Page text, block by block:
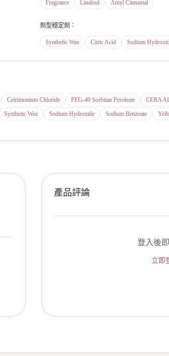
Fragrance Linalool Amyl Cinnamal
劑型穩定劑 ：
Synthetic Wax Citric Acid Sodium
Cetrimonium Chloride PEG-40 Sorbitan Peroleate CERA
Synthetic Wax Sodium Hydroxide Sodium Benzoate
產品評論
登入後
立即